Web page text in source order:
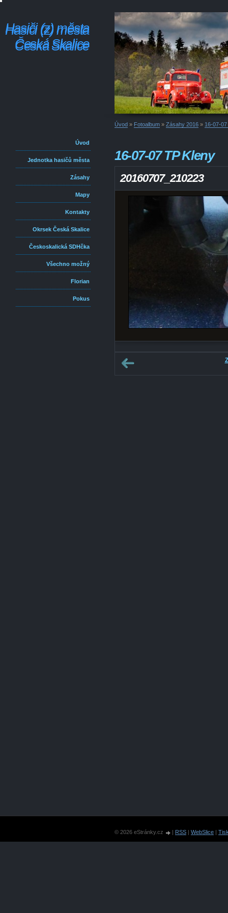
Hasiči (z) města
Česká Skalice
Hasiči (z) města
Česká Skalice
Úvod
Jednotka hasičů města
Zásahy
Mapy
Kontakty
Okrsek Česká Skalice
Českoskalická SDHčka
Všechno možný
Florian
Pokus
Úvod » Fotoalbum » Zásahy 2016 » 16-07-
16-07-07 TP Kleny
20160707_210223
© 2026 eStránky.cz | RSS | WebSlice |